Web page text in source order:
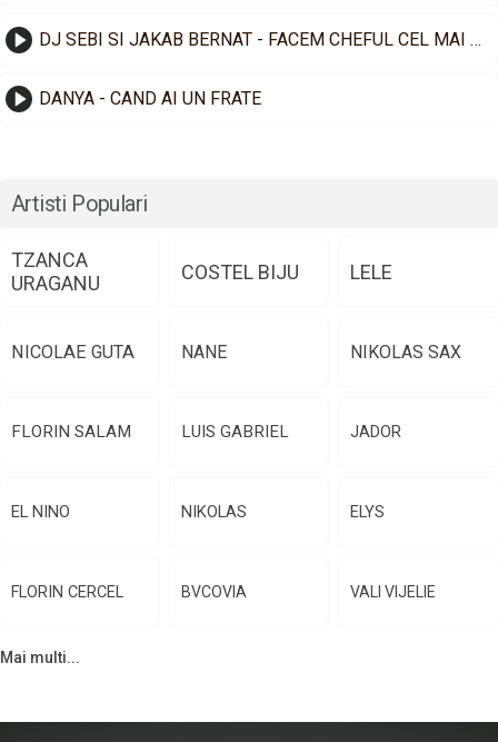
DJ SEBI SI JAKAB BERNAT - FACEM CHEFUL CEL MAI TARE
DANYA - CAND AI UN FRATE
Artisti Populari
TZANCA
URAGANU
COSTEL BIJU LELE
NICOLAE GUTA NANE NIKOLAS SAX
FLORIN SALAM LUIS GABRIEL JADOR
EL NINO NIKOLAS ELYS
FLORIN CERCEL BVCOVIA VALI VIJELIE
Mai multi...